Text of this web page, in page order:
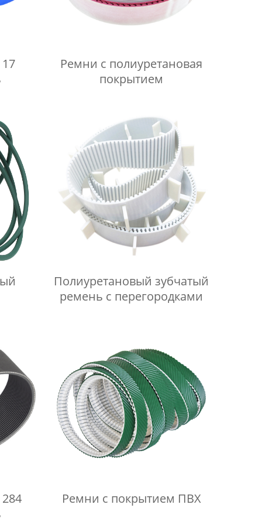
Ремни с полиуретановая
покрытием
Полиуретановый зубчатый
ремень с перегородками
Ремни с покрытием ПВХ